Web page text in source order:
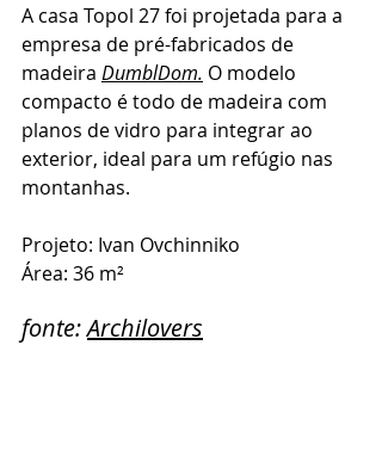
A casa Topol 27 foi projetada para a
empresa de pré-fabricados de
madeira DumblDom. O modelo
compacto é todo de madeira com
planos de vidro para integrar ao
exterior, ideal para um refúgio nas
montanhas.
Projeto: Ivan Ovchinniko
Área: 36 m²
fonte: Archilovers